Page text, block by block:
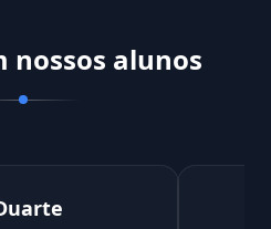
nossos alunos